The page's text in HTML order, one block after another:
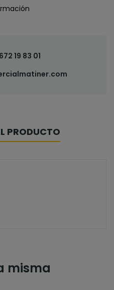
672 19 83 01
PRODUCTO
misma